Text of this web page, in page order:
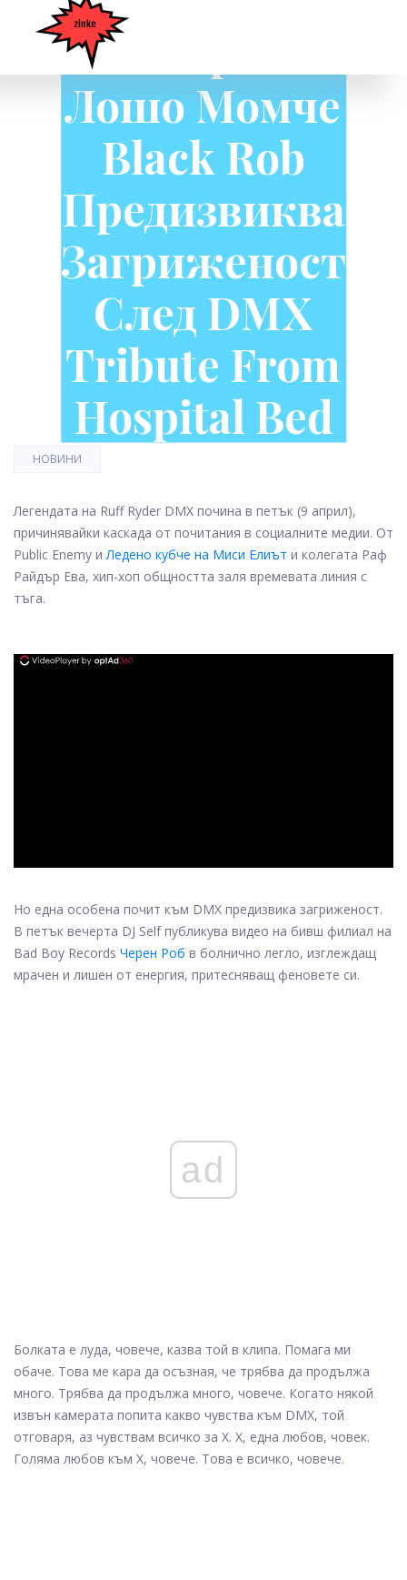
Рапър На
Лошо Момче
Black Rob
Предизвиква
Загриженост
След DMX
Tribute From
Hospital Bed
НОВИНИ
Легендата на Ruff Ryder DMX почина в петък (9 април),
причинявайки каскада от почитания в социалните медии. От
Public Enemy иЛедено кубче на Миси Елиът и колегата Раф
Райдър Ева, хип-хоп общността заля времевата линия с
тъга.
Но една особена почит към DMX предизвика загриженост.
В петък вечерта DJ Self публикува видео на бивш филиал на
Bad Boy Records Черен Роб в болнично легло, изглеждащ
мрачен и лишен от енергия, притесняващ феновете си.
ad
Болката е луда, човече, казва той в клипа. Помага ми
обаче. Това ме кара да осъзная, че трябва да продължа
много. Трябва да продължа много, човече. Когато някой
извън камерата попита какво чувства към DMX, той
отговаря, аз чувствам всичко за X. X, една любов, човек.
Голяма любов към Х, човече. Това е всичко, човече.